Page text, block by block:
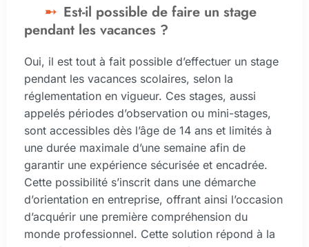
Est-il possible de faire un stage
pendant les vacances ?
Oui, il est tout à fait possible d’effectuer un stage
pendant les vacances scolaires, selon la
réglementation en vigueur. Ces stages, aussi
appelés périodes d’observation ou mini-stages,
sont accessibles dès l’âge de 14 ans et limités à
une durée maximale d’une semaine afin de
garantir une expérience sécurisée et encadrée.
Cette possibilité s’inscrit dans une démarche
d’orientation en entreprise, offrant ainsi l’occasion
d’acquérir une première compréhension du
monde professionnel. Cette solution répond à la